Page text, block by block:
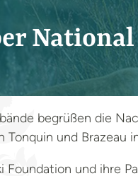
begrüßen die
Tonquin und Brazeau
Foundation und ihre